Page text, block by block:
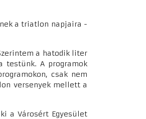
a triatlon napjaira -
a hatodik liter
testünk. A programok
csak nem
versenyek mellett a
a Városért Egyesület